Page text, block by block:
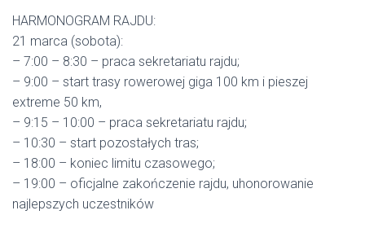
HARMONOGRAM RAJDU:
21 marca (sobota):
– 7:00 – 8:30 – praca sekretariatu rajdu;
– 9:00 – start trasy rowerowej giga 100 km i pieszej
extreme 50 km,
– 9:15 – 10:00 – praca sekretariatu rajdu;
– 10:30 – start pozostałych tras;
– 18:00 – koniec limitu czasowego;
– 19:00 – oficjalne zakończenie rajdu, uhonorowanie
najlepszych uczestników